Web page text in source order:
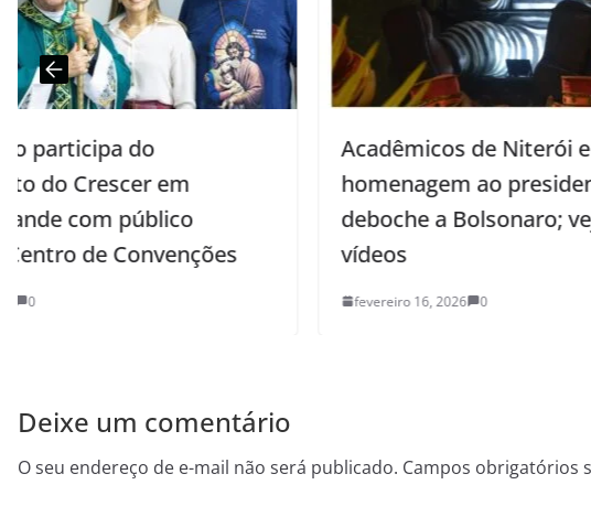
Acadêmicos de Niterói empolga com
homenagem ao presidente Lula e
deboche a Bolsonaro; veja fotos e
vídeos
832
Deixe um comentário
O seu endereço de e-mail não será publicado. Campos obrigatórios